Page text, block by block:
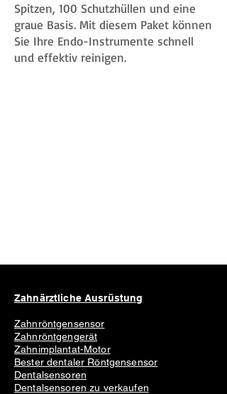
Spitzen, 100 Schutzhüllen und eine
graue Basis. Mit diesem Paket können
Sie Ihre Endo-Instrumente schnell
und effektiv reinigen.
Zahnärztliche Ausrüstung
Zahnröntgensensor
Zahnröntgengerät
Zahnimplantat-Motor
Bester dentaler Röntgensensor
Dentalsensoren
Dentalsensoren zu verkaufen